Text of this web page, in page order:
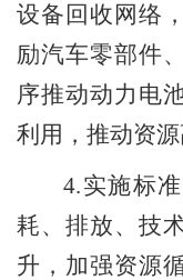
设备回收网络
励汽车零部件
序推动动力电
利用， 推动资
4.实施标
耗、排放、技
升，加强资源